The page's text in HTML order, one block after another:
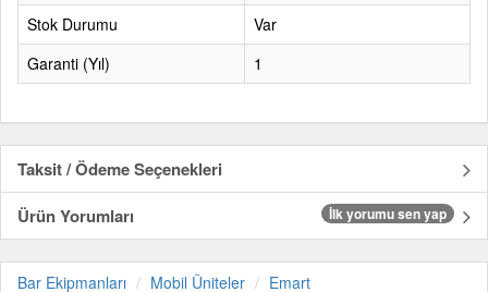
Stok Durumu
Var
Garanti (Yıl)
1
Taksit / Ödeme Seçenekleri
Ürün Yorumları
İlk yorumu sen yap
Bar Ekipmanları Mobil Üniteler Emart